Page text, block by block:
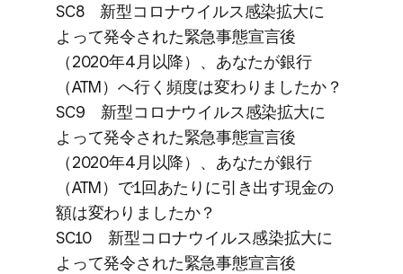
SC8 新型コロナウイルス感染拡大に​
よって​発令された​緊急事態宣言後​
（2020年4月以降）、​あなたが​銀行
（ATM）​へ​行く​頻度は​変わりましたか？
SC9 新型コロナウイルス感染拡大に​
よって​発令された​緊急事態宣言後​
（2020年4月以降）、​あなたが​銀行
（ATM）で​1回あたりに​引き出す現金の​
額は​変わりましたか？
SC10 新型コロナウイルス感染拡大に​
よって​発令された​緊急事態宣言後​